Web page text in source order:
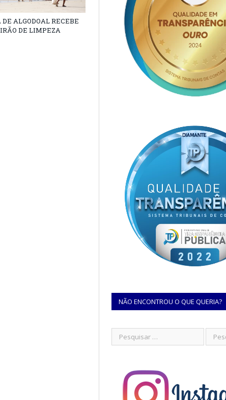
ALGODOAL RECEBE
DE LIMPEZA
NÃO ENCONTROU O QUE QUERIA?